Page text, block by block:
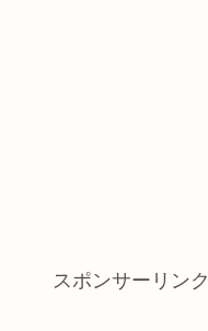
スポンサーリンク